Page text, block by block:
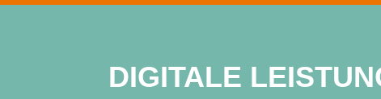
DIGITALE